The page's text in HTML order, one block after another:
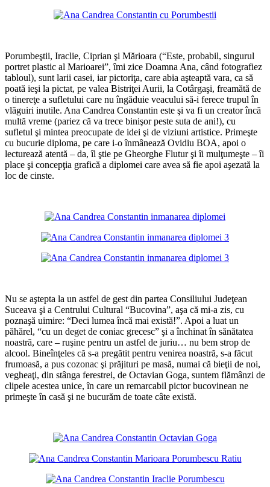
Porumbeştii, Iraclie, Ciprian şi Mărioara (“Este, probabil, singurul
portret plastic al Marioarei”, îmi zice Doamna Ana, când fotografiez
tabloul), sunt larii casei, iar pictoriţa, care abia aşteaptă vara, ca să
poată ieşi la pictat, pe valea Bistriţei Aurii, la Cotârgaşi, freamătă de
o tinereţe a sufletului care nu îngăduie veacului să-i ferece trupul în
vlăguiri inutile. Ana Candrea Constantin este şi va fi un creator încă
multă vreme (pariez că va trece binişor peste suta de ani!), cu
sufletul şi mintea preocupate de idei şi de viziuni artistice. Primeşte
cu bucurie diploma, pe care i-o înmânează Ovidiu BOA, apoi o
lecturează atentă – da, îl ştie pe Gheorghe Flutur şi îi mulţumeşte – îi
place şi concepţia grafică a diplomei care avea să fie apoi aşezată la
loc de cinste.
Nu se aştepta la un astfel de gest din partea Consiliului Judeţean
Suceava şi a Centrului Cultural “Bucovina”, aşa că mi-a zis, cu
poznaşă uimire: “Deci lumea încă mai există!”. Apoi a luat un
păhărel, “cu un deget de coniac grecesc” şi a închinat în sănătatea
noastră, care – ruşine pentru un astfel de juriu… nu bem strop de
alcool. Bineînţeles că s-a pregătit pentru venirea noastră, s-a făcut
frumoasă, a pus cozonac şi prăjituri pe masă, numai că bieţii de noi,
vegheaţi, din stânga ferestrei, de Octavian Goga, suntem flămânzi de
clipele acestea unice, în care un remarcabil pictor bucovinean ne
primeşte în casă şi ne bucurăm de toate câte există.